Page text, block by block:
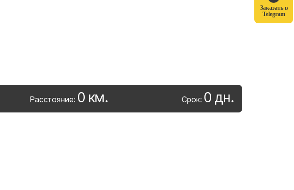
Заказать в
Telegram
Расстояние: 0 км. Срок: 0 дн.